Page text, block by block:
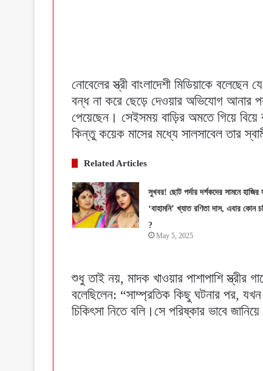
নোবেলের স্ত্রী বাংলাদেশী মিডিয়াকে
বন্ধ না করে ছেড়ে দেওয়ার অভিযোগ আনার
পেয়েছেন। সেইসময় বাড়ির অমতে গিয়ে
কিন্তু কয়েক মাসের মধ্যে সালসাবেল তার
Related Articles
সুখবর! ছোট পর্দার দর্শকদের সামনে হাজির
‘বাহামনি’ খ্যাত রণিতা দাস, এবার কোন
?
May 5, 2025
শুধু তাই নয়, মাদক খাওয়ার পাশাপাশি স্ত্রীর
বলেছিলেন: “সাম্প্রতিক কিছু ঘটনার পর,
চিকিৎসা নিতে বলি।সে পরিষ্কার ভাবে